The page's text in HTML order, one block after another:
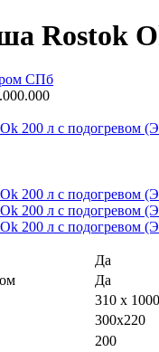
Rostok
СПб
Да
Да
310 х
300x220
200